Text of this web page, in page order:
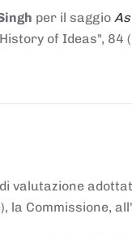
per il saggio
of Ideas", 84
valutazione
la Commissione,